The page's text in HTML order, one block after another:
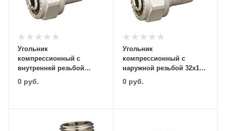
Угольник
компрессионный с
внутренней резьбой
16х1/2" Comtek
0 руб.
Угольник
компрессионный с
наружной резьбой 32х1"
Comtek
0руб.